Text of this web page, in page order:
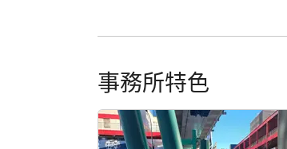
事務所特色